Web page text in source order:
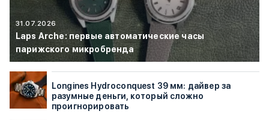
31.07.2026
Laps Arche: первые автоматические часы
парижского микробренда
Longines Hydroconquest 39 мм: дайвер за
разумные деньги, который сложно
проигнорировать